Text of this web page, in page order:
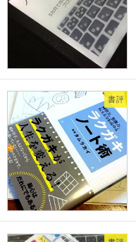
書評